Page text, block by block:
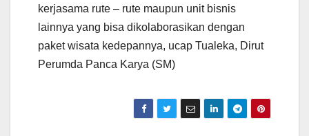
kerjasama rute – rute maupun unit bisnis
lainnya yang bisa dikolaborasikan dengan
paket wisata kedepannya, ucap Tualeka, Dirut
Perumda Panca Karya (SM)